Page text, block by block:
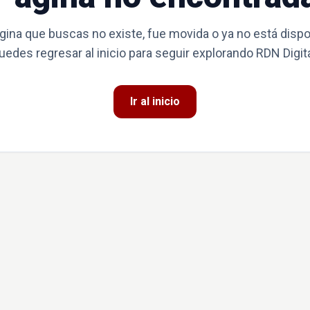
que buscas no existe, fue movida o ya no está
regresar al inicio para seguir explorando RDN
Ir al inicio